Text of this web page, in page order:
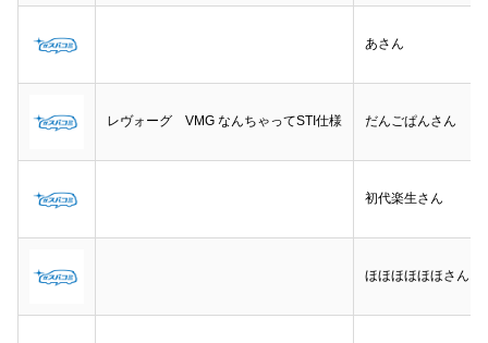
あさん
レヴォーグ VMG なんちゃってSTI仕様 だんごぱんさん
初代楽生さん
ほほほほほほさん